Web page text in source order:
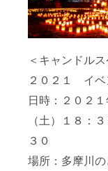
＜キャンドル
２０２１ イベ
日時：２０２
（土）１８：
３０
場所：多摩川